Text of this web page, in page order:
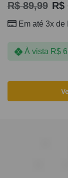
R$89,99 R$
Em até 3x de
À vista R$